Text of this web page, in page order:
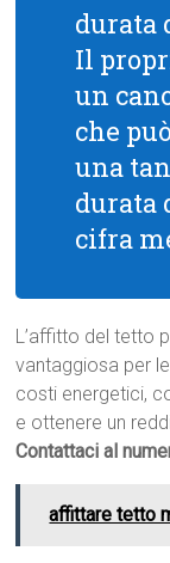
durata
Il
un
che
una
durata
cifra
L’affitto del tetto
vantaggiosa per
costi energetici,
e ottenere un
Contattaci al
affittare tetto